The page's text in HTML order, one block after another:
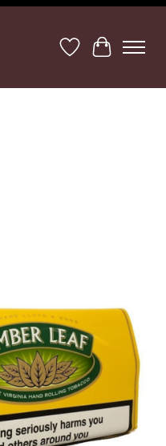
Lista de deseos
Cesta